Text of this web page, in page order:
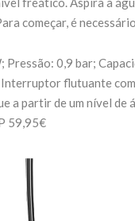
começar, é
Pressão: 0,9 bar;
flutuante
a partir de um nível de
59,95€